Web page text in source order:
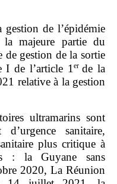
de l’épidémie
majeure partie du
de gestion de la sortie
I de l’article 1 er de la
relative à la gestion
ultramarins sont
sanitaire,
plus critique à
: la Guyane sans
2020, La Réunion